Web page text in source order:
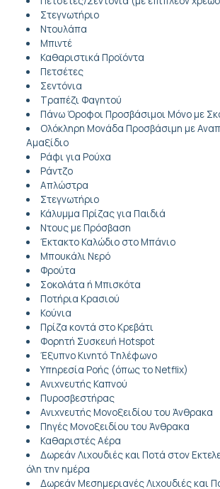
Στεγνωτήριο
Ντουλάπα
Μπιντέ
Καθαριστικά Προϊόντα
Πετσέτες
Σεντόνια
Τραπέζι Φαγητού
Πάνω Όροφοι Προσβάσιμοι Μόνο με
Ολόκληρη Μονάδα Προσβάσιμη με
Αμαξίδιο
Ράφι για Ρούχα
Ράντζο
Απλώστρα
Στεγνωτήριο
Κάλυμμα Πρίζας για Παιδιά
Ντους με Πρόσβαση
Έκτακτο Καλώδιο στο Μπάνιο
Μπουκάλι Νερό
Φρούτα
Σοκολάτα ή Μπισκότα
Ποτήρια Κρασιού
Κούνια
Πρίζα κοντά στο Κρεβάτι
Φορητή Συσκευή Hotspot
Έξυπνο Κινητό Τηλέφωνο
Υπηρεσία Ροής (όπως το Netflix)
Ανιχνευτής Καπνού
Πυροσβεστήρας
Ανιχνευτής Μονοξειδίου του Άνθρακα
Πηγές Μονοξειδίου του Άνθρακα
Καθαριστές Αέρα
Δωρεάν Λιχουδιές και Ποτά στον
όλη την ημέρα
Δωρεάν Μεσημεριανές Λιχουδιές και